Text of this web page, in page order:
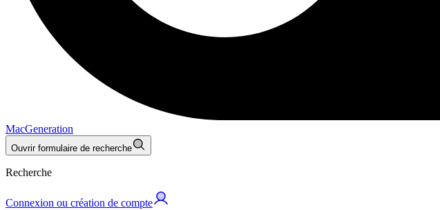
MacGeneration
Ouvrir formulaire de recherche
Recherche
Connexion ou création de compte